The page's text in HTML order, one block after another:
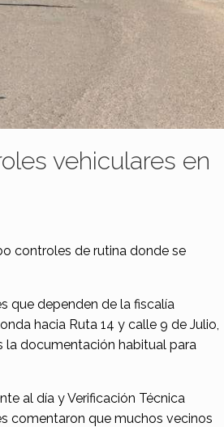
vehiculares en
controles de rutina donde se
que dependen de la fiscalía
hacia Ruta 14 y calle 9 de Julio,
la documentación habitual para
al día y Verificación Técnica
comentaron que muchos vecinos